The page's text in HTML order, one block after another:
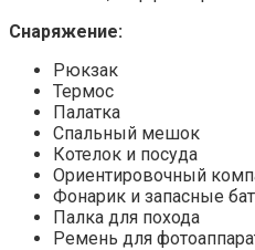
Снаряжение:
Рюкзак
Термос
Палатка
Спальный мешок
Котелок и посуда
Ориентировочный
Фонарик и запасные
Палка для похода
Ремень для